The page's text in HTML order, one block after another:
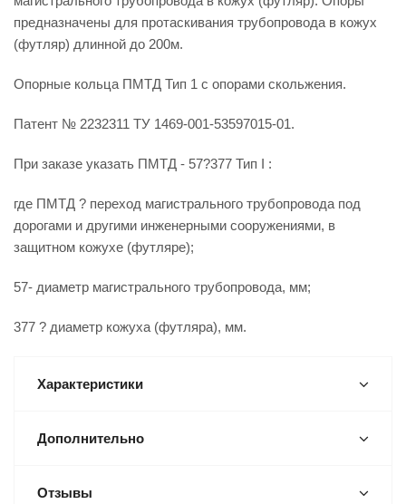
предназначены для протаскивания трубопровода в кожух
(футляр) длинной до 200м.
Опорные кольца ПМТД Тип 1 с опорами скольжения.
Патент № 2232311 ТУ 1469-001-53597015-01.
При заказе указать ПМТД - 57?377 Тип I :
где ПМТД ? переход магистрального трубопровода под
дорогами и другими инженерными сооружениями, в
защитном кожухе (футляре);
57- диаметр магистрального трубопровода, мм;
377 ? диаметр кожуха (футляра), мм.
Характеристики
Дополнительно
Отзывы